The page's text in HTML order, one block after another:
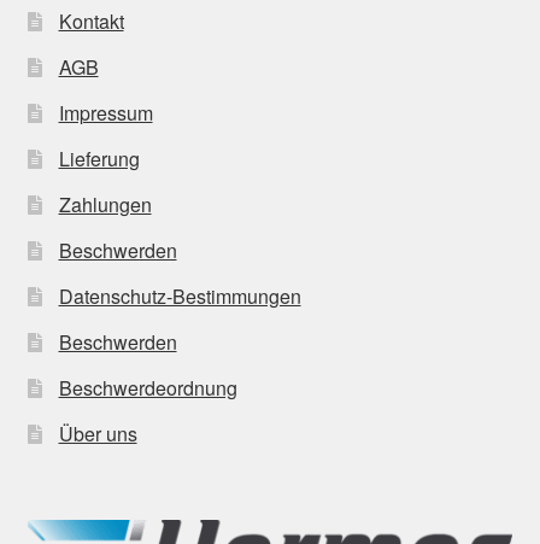
Kontakt
AGB
Impressum
Lieferung
Zahlungen
Beschwerden
Datenschutz-Bestimmungen
Beschwerden
Beschwerdeordnung
Über uns